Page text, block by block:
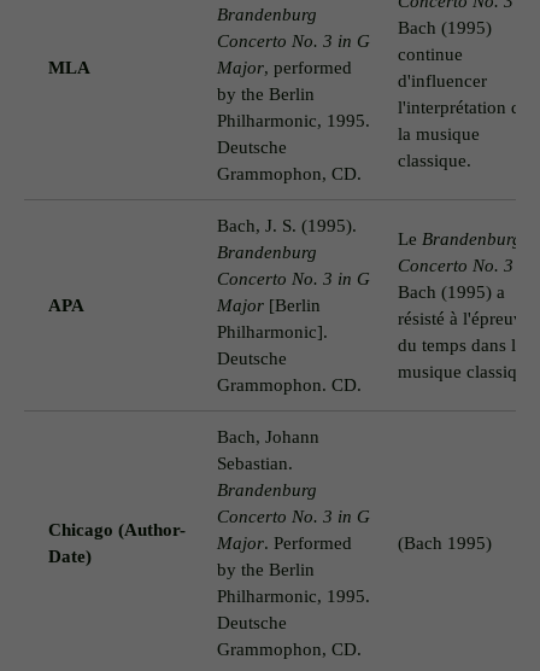
MLA
Brandenburg
Concerto No. 3 in G
Major, performed
by the Berlin
Philharmonic, 1995.
Deutsche
Grammophon, CD.
Bach (1995)
continue
d'influencer
l'interprétation de
la musique
classique.
APA
Bach, J. S. (1995).
Brandenburg
Concerto No. 3 in G
Major [Berlin
Philharmonic].
Deutsche
Grammophon. CD.
Le Brandenburg
Concerto No. 3
Bach (1995) a
résisté à l'épreuve
du temps dans la
musique classique.
Chicago (Author-
Date)
Bach, Johann
Sebastian.
Brandenburg
Concerto No. 3 in G
Major. Performed
by the Berlin
Philharmonic, 1995.
Deutsche
Grammophon, CD.
(Bach 1995)